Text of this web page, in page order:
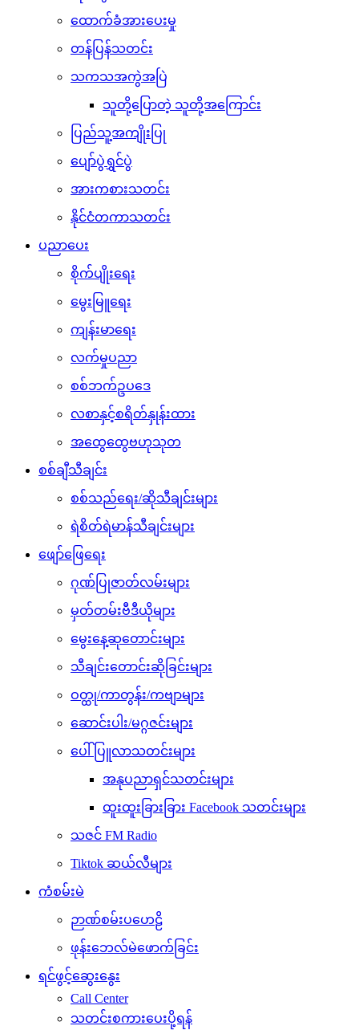
ထောက်ခံအားပေးမှု
တန်ပြန်သတင်း
သကသအကွဲအပြဲ
သူတို့ပြောတဲ့ သူတို့အကြောင်း
ပြည်သူ့အကျိုးပြု
ပျော်ပွဲရွှင်ပွဲ
အားကစားသတင်း
နိုင်ငံတကာသတင်း
ပညာပေး
စိုက်ပျိုးရေး
မွေးမြူရေး
ကျန်းမာရေး
လက်မှုပညာ
စစ်ဘက်ဥပဒေ
လစာနှင့်စရိတ်နှုန်းထား
အထွေထွေဗဟုသုတ
စစ်ချီသီချင်း
စစ်သည်ရေး/ဆိုသီချင်းများ
ရဲစိတ်ရဲမာန်သီချင်းများ
ဖျော်ဖြေရေး
ဂုဏ်ပြုဇာတ်လမ်းများ
မှတ်တမ်းဗီဒီယိုများ
မွေးနေ့ဆုတောင်းများ
သီချင်းတောင်းဆိုခြင်းများ
ဝတ္ထု/ကာတွန်း/ကဗျာများ
ဆောင်းပါး/မဂ္ဂဇင်းများ
ပေါ်ပြူလာသတင်းများ
အနုပညာရှင်သတင်းများ
ထူးထူးခြားခြား Facebook သတင်းများ
သဇင် FM Radio
Tiktok ဆယ်လီများ
ကံစမ်းမဲ
ဉာဏ်စမ်းပဟေဠိ
ဖုန်းဘေလ်မဲဖောက်ခြင်း
ရင်ဖွင့်ဆွေးနွေး
Call Center
သတင်းစကားပေးပို့ရန်